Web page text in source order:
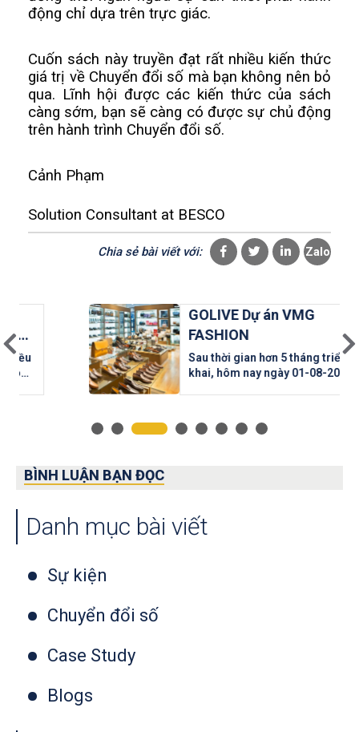
động chỉ dựa trên trực giác.
Cuốn sách này truyền đạt rất nhiều kiến thức
giá trị về Chuyển đổi số mà bạn không nên bỏ
qua. Lĩnh hội được các kiến thức của sách
càng sớm, bạn sẽ càng có được sự chủ động
trên hành trình Chuyển đổi số.
Cảnh Phạm
Solution Consultant at BESCO
Chia sẻ bài viết với: Zalo
GOLIVE Dự án VMG
FASHION
Sau thời gian hơn 5 tháng triển
khai, hôm nay ngày 01-08-2022
VMG Fashion quyết định đưa hệ
triển khai vào vận hành chính
tuần.Nhờ vào sự chuẩn bị kỹ từ
đó thì hai team đã dành sự tập
trung cao cho dự án, cùng với
BÌNH LUẬN BẠN ĐỌC
Danh mục bài viết
Sự kiện
Chuyển đổi số
Case Study
Blogs